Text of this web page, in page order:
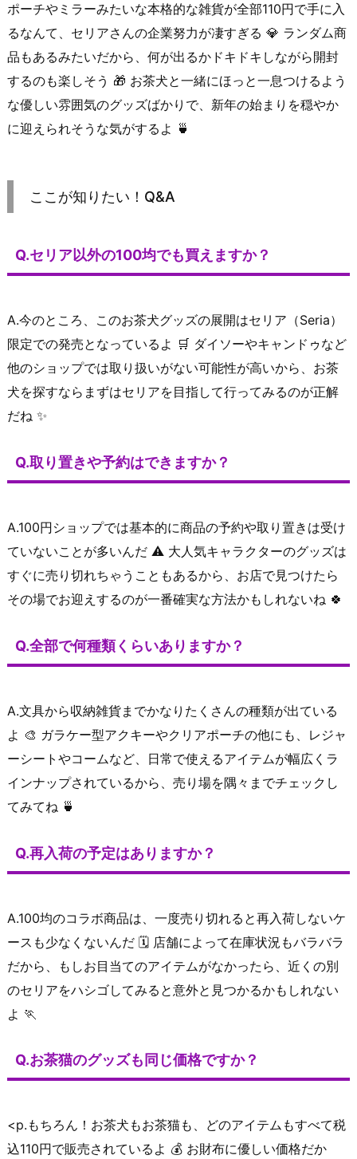
ポーチやミラーみたいな本格的な雑貨が全部110円で手に入
るなんて、セリアさんの企業努力が凄すぎる 💎 ランダム商
品もあるみたいだから、何が出るかドキドキしながら開封
するのも楽しそう 🎁 お茶犬と一緒にほっと一息つけるよう
な優しい雰囲気のグッズばかりで、新年の始まりを穏やか
に迎えられそうな気がするよ 🍵
ここが知りたい！Q&A
Q.セリア以外の100均でも買えますか？
A.今のところ、このお茶犬グッズの展開はセリア（Seria）
限定での発売となっているよ 🛒 ダイソーやキャンドゥなど
他のショップでは取り扱いがない可能性が高いから、お茶
犬を探すならまずはセリアを目指して行ってみるのが正解
だね ✨
Q.取り置きや予約はできますか？
A.100円ショップでは基本的に商品の予約や取り置きは受け
ていないことが多いんだ ⚠️ 大人気キャラクターのグッズは
すぐに売り切れちゃうこともあるから、お店で見つけたら
その場でお迎えするのが一番確実な方法かもしれないね 🍀
Q.全部で何種類くらいありますか？
A.文具から収納雑貨までかなりたくさんの種類が出ている
よ 🎨 ガラケー型アクキーやクリアポーチの他にも、レジャ
ーシートやコームなど、日常で使えるアイテムが幅広くラ
インナップされているから、売り場を隅々までチェックし
てみてね 🍵
Q.再入荷の予定はありますか？
A.100均のコラボ商品は、一度売り切れると再入荷しないケ
ースも少なくないんだ 🗓️ 店舗によって在庫状況もバラバラ
だから、もしお目当てのアイテムがなかったら、近くの別
のセリアをハシゴしてみると意外と見つかるかもしれない
よ 🏃
Q.お茶猫のグッズも同じ価格ですか？
<p.もちろん！お茶犬もお茶猫も、どのアイテムもすべて税
込110円で販売されているよ 💰 お財布に優しい価格だか